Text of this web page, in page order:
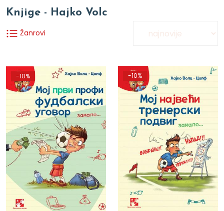
Knjige - Hajko Volc
Žanrovi
-10% -10%